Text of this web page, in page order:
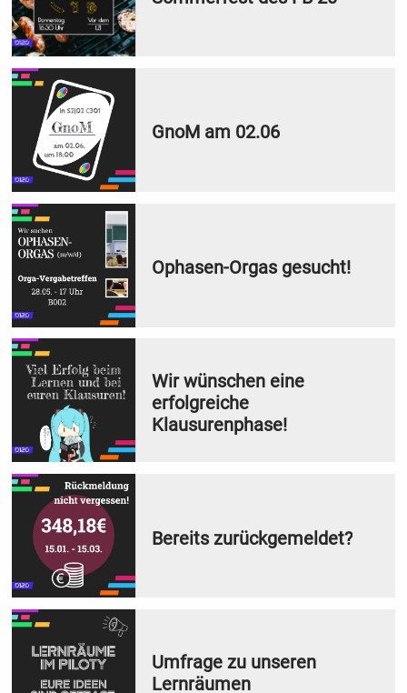
GnoM am 02.06
Ophasen-Orgas gesucht!
Wir wünschen eine
erfolgreiche
Klausurenphase!
Bereits zurückgemeldet?
Umfrage zu unseren
Lernräumen